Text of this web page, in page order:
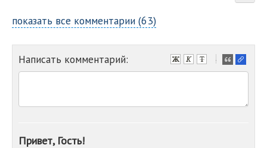
показать все комментарии (63)
Написать комментарий:
-
-
-
Привет, Гость!